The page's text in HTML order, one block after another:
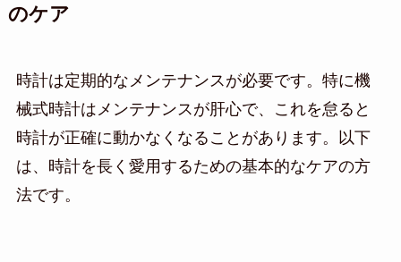
のケア
時計は定期的なメンテナンスが必要です。特に機
械式時計はメンテナンスが肝心で、これを怠ると
時計が正確に動かなくなることがあります。以下
は、時計を長く愛用するための基本的なケアの方
法です。